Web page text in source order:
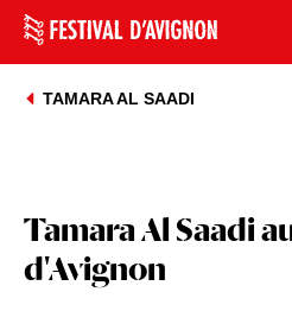
TAMARA AL SAADI
Tamara Al Saadi
d'Avignon